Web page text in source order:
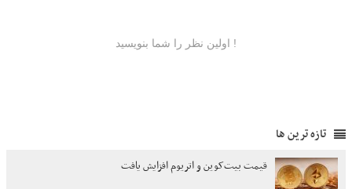
تازه ترین ها
قیمت بیت‌کوین و اتریوم افزایش یافت